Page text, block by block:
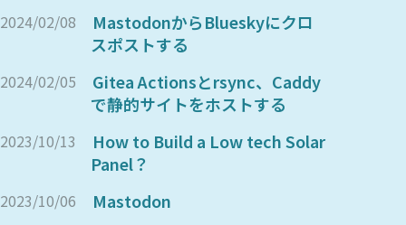
2024/02/08
MastodonからBlueskyにクロ
スポストする
2024/02/05
Gitea Actionsとrsync、Caddy
で静的サイトをホストする
2023/10/13
How to Build a Low tech Solar
Panel？
2023/10/06 Mastodon